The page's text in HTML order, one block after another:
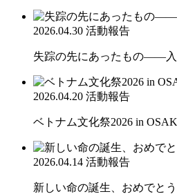
2026.04.30 活動報告
失踪の先にあったもの――入
2026.04.20 活動報告
ベトナム文化祭2026 in
2026.04.14 活動報告
新しい命の誕生、おめでと